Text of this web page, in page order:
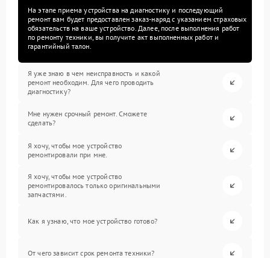
На этапе приема устройства на диагностику и последующий
ремонт вам будет предоставлен заказ-наряд с указанием страховых
обязательств на ваше устройство. Далее, после выполнения работ
по ремонту техники, вы получите акт выполненных работ и
гарантийный талон.
Я уже знаю в чем неисправность и какой
ремонт необходим. Для чего проводить
диагностику?
Мне нужен срочный ремонт. Сможете
сделать?
Я хочу, чтобы мое устройство
ремонтировали при мне.
Я хочу, чтобы мое устройство
ремонтировалось только оригинальными
запчастями.
Как я узнаю, что мое устройство готово?
От чего зависит срок ремонта техники?